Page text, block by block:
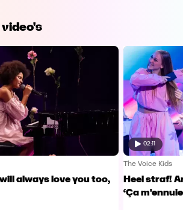
always love you too,
02:11
The Voice Kids
Heel straf!
‘Ça